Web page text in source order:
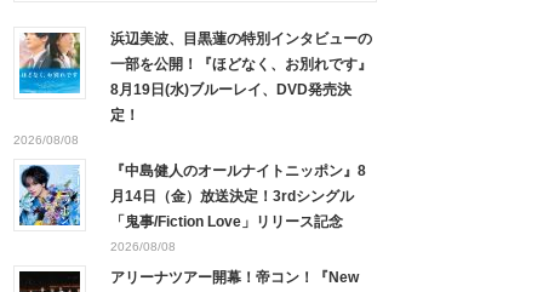
浜辺美波、目黒蓮の特別インタビューの
一部を公開！『ほどなく、お別れです』
8月19日(水)ブルーレイ、DVD発売決
定！
2026/08/08
『中島健人のオールナイトニッポン』8
月14日（金）放送決定！3rdシングル
「鬼事/Fiction Love」リリース記念
2026/08/08
アリーナツアー開幕！帝コン！『New